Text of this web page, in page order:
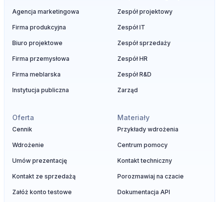
Agencja marketingowa
Firma produkcyjna
Biuro projektowe
Firma przemysłowa
Firma meblarska
Instytucja publiczna
Zespół projektowy
Zespół IT
Zespół sprzedaży
Zespół HR
Zespół R&D
Zarząd
Oferta
Cennik
Wdrożenie
Umów prezentację
Kontakt ze sprzedażą
Załóż konto testowe
Materiały
Przykłady wdrożenia
Centrum pomocy
Kontakt techniczny
Porozmawiaj na czacie
Dokumentacja API